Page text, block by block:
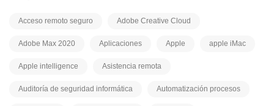
Acceso remoto seguro Adobe Creative Cloud
Adobe Max 2020 Aplicaciones Apple apple iMac
Apple intelligence Asistencia remota
Auditoría de seguridad informática Automatización procesos